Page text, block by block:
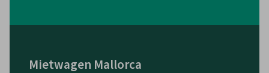
Mietwagen Mallorca